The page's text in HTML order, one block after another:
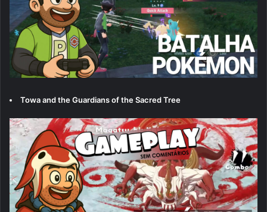
Towa and the Guardians of the Sacred Tree